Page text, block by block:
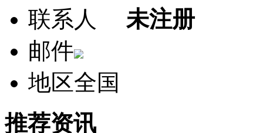
联系人
未注册
邮件
地区全国
推荐资讯